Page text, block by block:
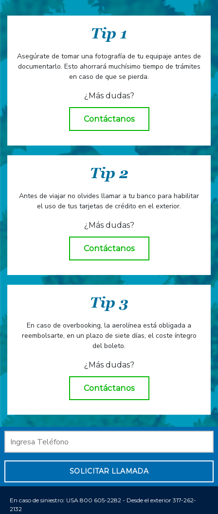
Tip 1
Asegúrate de tomar una fotografía de tu equipaje antes de
documentarlo. Esto ahorrará muchísimo tiempo de trámites
en caso de que se pierda.
¿Más dudas?
Contáctanos
Tip 2
Antes de viajar no olvides llamar a tu banco para habilitar
el uso de tus tarjetas de crédito en el exterior.
¿Más dudas?
Contáctanos
Tip 3
En caso de overbooking, la aerolínea está obligada a
reembolsarte, en un plazo de siete días, el coste íntegro
del boleto.
¿Más dudas?
Contáctanos
SOLICITAR LLAMADA
En caso de siniestro: USA 800 605-2282 - Desde el exterior 317-262-
2132